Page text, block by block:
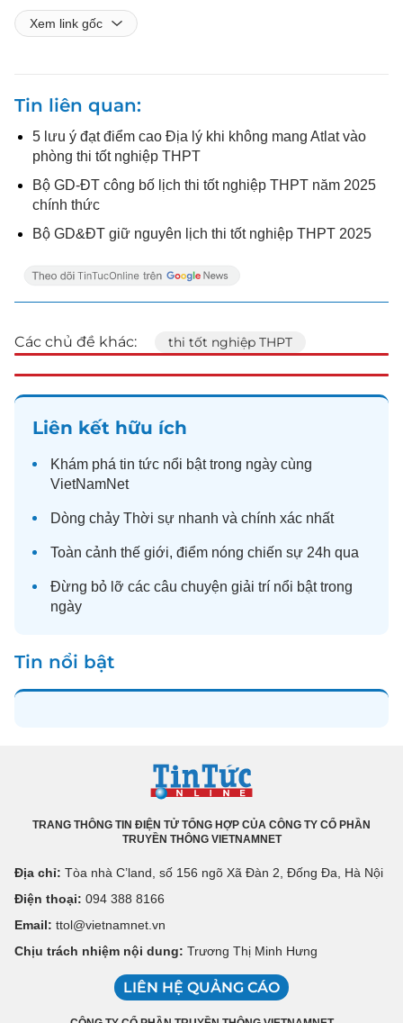
Xem link gốc
Tin liên quan
5 lưu ý đạt điểm cao Địa lý khi không mang Atlat vào
phòng thi tốt nghiệp THPT
Bộ GD-ĐT công bố lịch thi tốt nghiệp THPT năm 2025
chính thức
Bộ GD&ĐT giữ nguyên lịch thi tốt nghiệp THPT 2025
Các chủ đề khác: thi tốt nghiệp THPT
Liên kết hữu ích
Khám phá tin tức nổi bật trong ngày cùng
VietNamNet
Dòng chảy Thời sự nhanh và chính xác nhất
Toàn cảnh thế giới, điểm nóng chiến sự 24h qua
Đừng bỏ lỡ các câu chuyện giải trí nổi bật trong
ngày
Tin nổi bật
TRANG THÔNG TIN ĐIỆN TỬ TỔNG HỢP CỦA CÔNG TY CỔ PHẦN
TRUYỀN THÔNG VIETNAMNET
Địa chỉ: Tòa nhà C’land, số 156 ngõ Xã Đàn 2, Đống Đa, Hà Nội
Điện thoại: 094 388 8166
Email: ttol@vietnamnet.vn
Chịu trách nhiệm nội dung: Trương Thị Minh Hưng
LIÊN HỆ QUẢNG CÁO